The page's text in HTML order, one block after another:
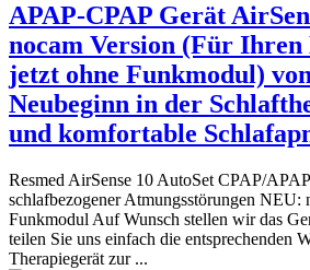
APAP-CPAP Gerät
nocam Version (Für Ihren
jetzt ohne Funkmodul)
Neubeginn in der
und komfortable
Resmed AirSense 10 AutoSet CPAP/
schlafbezogener Atmungsstörungen NEU:
Funkmodul Auf Wunsch stellen wir das
teilen Sie uns einfach die entsprechenden
Therapiegerät zur ...